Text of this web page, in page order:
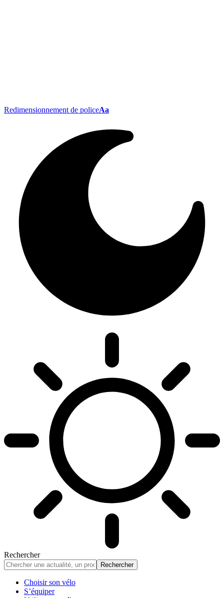
Redimensionnement de policeAa
Rechercher
Choisir son vélo
S’équiper